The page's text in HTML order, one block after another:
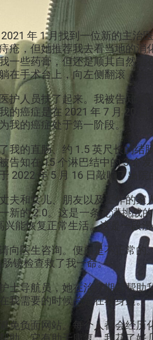
年 1 月找到一位新的主治
疮，但她推荐我去看当地的
一些药膏，但还是顺其自然
在手术台上，向左侧翻滚，在
护人员扶了起来。我被告知发
的癌症是在 2021 年 7 月 20
我的癌症处于第一阶段。
我的直肠、约 1.5 英尺长的结
告知在 15 个淋巴结中的 3 个
2022 年 5 月 16 日敲响了出
夫和女儿、朋友以及工作的
新的 2.0。这是一条充满挑战
兴能恢复正常生活。这是一段
向医生咨询。便血是不正常
镜检查救了我一命。
士导航员，她在治疗期间帮
我需要的时候总是在我身边。
免负面网站。每个人都会经历